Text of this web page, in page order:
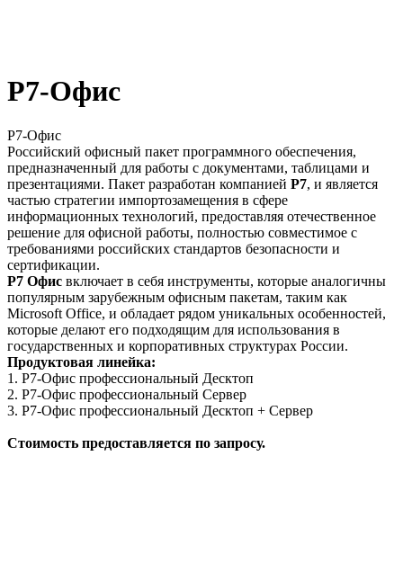
Р7-Офис
Р7-Офис
Российский офисный пакет программного обеспечения,
предназначенный для работы с документами, таблицами и
презентациями. Пакет разработан компанией Р7, и является
частью стратегии импортозамещения в сфере
информационных технологий, предоставляя отечественное
решение для офисной работы, полностью совместимое с
требованиями российских стандартов безопасности и
сертификации.
Р7 Офис включает в себя инструменты, которые аналогичны
популярным зарубежным офисным пакетам, таким как
Microsoft Office, и обладает рядом уникальных особенностей,
которые делают его подходящим для использования в
государственных и корпоративных структурах России.
Продуктовая линейка:
1. Р7-Офис профессиональный Десктоп
2. Р7-Офис профессиональный Сервер
3. Р7-Офис профессиональный Десктоп + Сервер
Стоимость предоставляется по запросу.